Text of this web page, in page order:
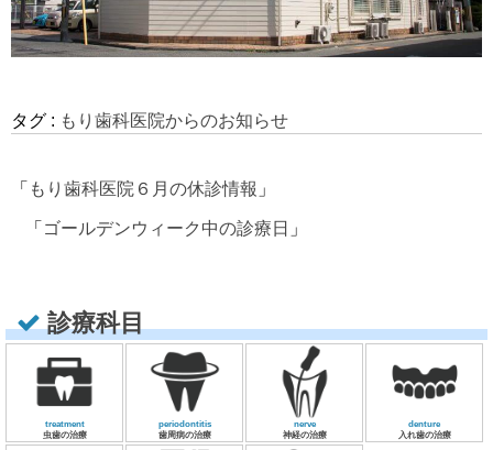
タグ : もり歯科医院からのお知らせ
「 もり歯科医院６月の休診情報 」
「 ゴールデンウィーク中の診療日 」
診療科目
treatment
虫歯の治療
periodontitis
歯周病の治療
nerve
神経の治療
denture
入れ歯の治療